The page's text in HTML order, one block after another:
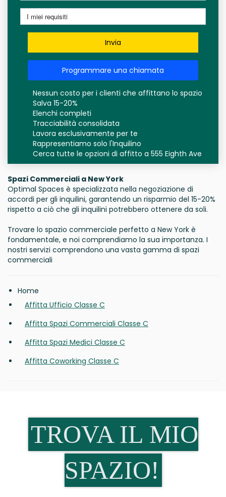
Invia
Programmare una chiamata
Nessun costo per i clienti che affittano lo spazio
Salva 15-20%
Elenchi completi
Tracciabilità consolidata
Lavora esclusivamente per te
Rappresentiamo solo l'Inquilino
Cerca tutte le opzioni di affitto a 555 Eighth Ave
Spazi Commerciali a New York
Optimal Spaces è specializzata nella negoziazione di
accordi per gli inquilini, garantendo un risparmio del 15-20%
rispetto a ciò che gli inquilini potrebbero ottenere da soli.
Trovare lo spazio commerciale perfetto a New York è
fondamentale, e noi comprendiamo la sua importanza. I
nostri servizi comprendono una vasta gamma di spazi
commerciali
Home
Affitta Ufficio Classe C
Affitta Spazi Commerciali Classe C
Affitta Spazi Medici Classe C
Affitta Coworking Classe C
TROVA IL MIO
SPAZIO!